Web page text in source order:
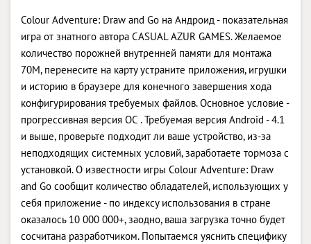
Colour Adventure: Draw and Go на Андроид - показательная
игра от знатного автора CASUAL AZUR GAMES. Желаемое
количество порожней внутренней памяти для монтажа
70M, перенесите на карту устраните приложения, игрушки
и историю в браузере для конечного завершения хода
конфигурирования требуемых файлов. Основное условие -
прогрессивная версия ОС . Требуемая версия Android - 4.1
и выше, проверьте подходит ли ваше устройство, из-за
неподходящих системных условий, заработаете тормоза с
установкой. О известности игры Colour Adventure: Draw
and Go сообщит количество обладателей, использующих у
себя приложение - по индексу использования в стране
оказалось 10 000 000+, заодно, ваша загрузка точно будет
сосчитана разработчиком. Попытаемся уяснить специфику